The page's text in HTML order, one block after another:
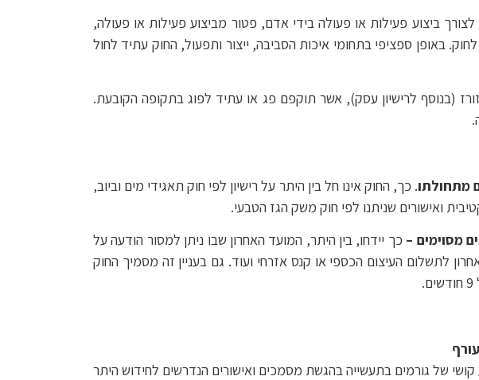
לצורך ביצוע פעילות או פעולה בידי אדם, פטור מביצוע פעילות או פעולה,
באופן ספציפי בתחומי איכות הסביבה, ייצור ותפעול, החוק עתיד לחול
(בנוסף לרישיון עסק), אשר תוקפם פג או עתיד לפוג בתקופה הקובעת.
מתחולתו. כך, החוק אינו חל בין היתר על רישיון לפי חוק תאגידי מים וביוב,
ואישורים שניתנו לפי חוק משק הגז הטבעי.
מסוימים – כך יידחו, בין היתר, המועד האחרון שבו ניתן למסור הודעה על
לתשלום העיצום הכספי או קנס אזרחי ועוד. גם בעניין זה מסמיך החוק
המשרד להגנת הסביבה הנחיות אלה, שתוקפן עד ליום 6.11.2023, על רקע קושי של גורמים בתעשייה בהגשת מסמכים ואישורים הנדרשים לחידוש היתר